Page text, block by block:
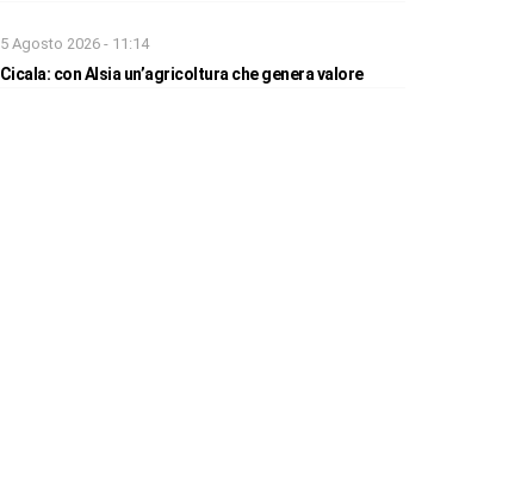
5 Agosto 2026 - 11:14
Cicala: con Alsia un’agricoltura che genera valore